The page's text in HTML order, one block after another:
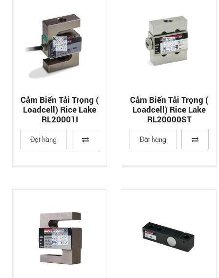
Cảm Biến Tải Trọng (
Loadcell) Rice Lake
RL20001I
Đặt hàng
Cảm Biến Tải Trọng (
Loadcell) Rice Lake
RL20000ST
Đặt hàng